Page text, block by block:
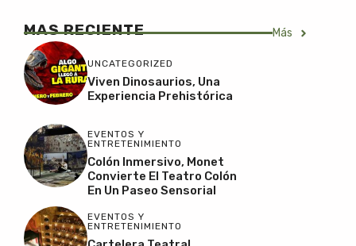
MAS RECIENTE Más
UNCATEGORIZED
Viven Dinosaurios, Una
Experiencia Prehistórica
EVENTOS Y
ENTRETENIMIENTO
Colón Inmersivo, Monet
Convierte El Teatro Colón
En Un Paseo Sensorial
EVENTOS Y
ENTRETENIMIENTO